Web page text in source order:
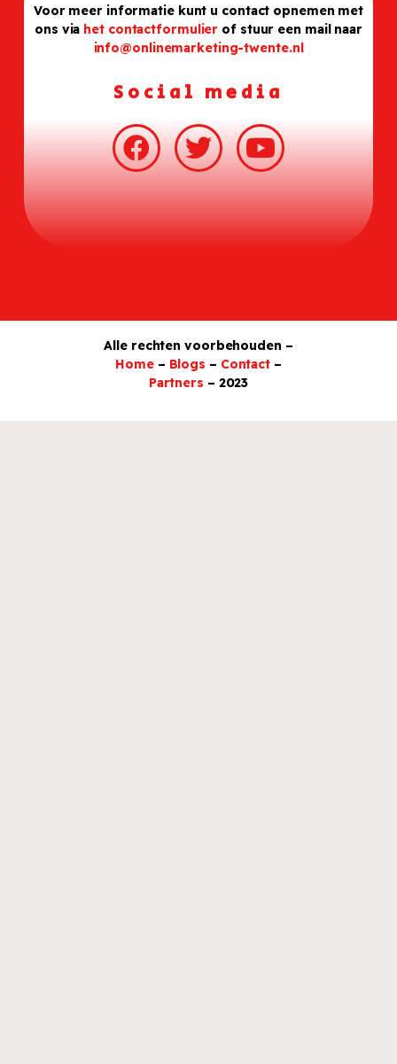
Voor meer informatie kunt u contact opnemen met
ons via het contactformulier of stuur een mail naar
info@onlinemarketing-twente.nl
Social media
Alle rechten voorbehouden –
Home– Blogs – Contact –
Partners – 2023